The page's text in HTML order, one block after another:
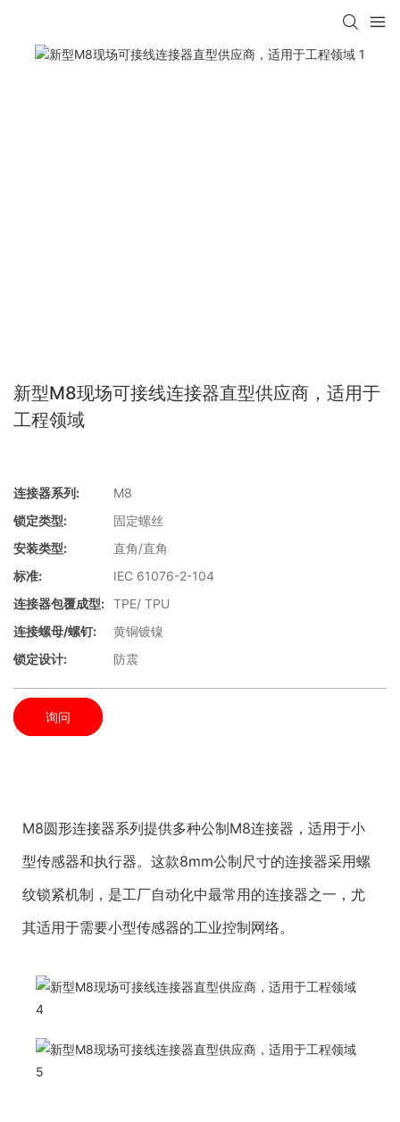
新型M8现场可接线连接器直型供应商，适用于
工程领域
连接器系列:
M8
锁定类型:
固定螺丝
安装类型:
直角/直角
标准:
IEC 61076-2-104
连接器包覆成型: TPE/ TPU
连接螺母/螺钉:
黄铜镀镍
锁定设计:
防震
询问
M8圆形连接器系列提供多种公制M8连接器，适用于小
型传感器和执行器。这款8mm公制尺寸的连接器采用螺
纹锁紧机制，是工厂自动化中最常用的连接器之一，尤
其适用于需要小型传感器的工业控制网络。